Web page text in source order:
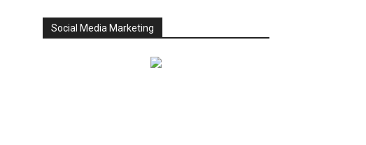
Social Media Marketing